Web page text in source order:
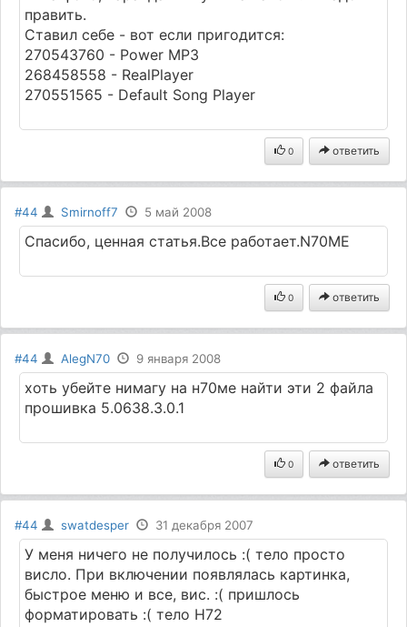
править.
Ставил себе - вот если пригодится:
270543760 - Power MP3
268458558 - RealPlayer
270551565 - Default Song Player
0 ответить
#44 Smirnoff7 5 май 2008
Спасибо, ценная статья.Все работает.N70ME
0 ответить
#44 AlegN70 9 января 2008
хоть убейте нимагу на н70ме найти эти 2 файла
прошивка 5.0638.3.0.1
0 ответить
#44 swatdesper 31 декабря 2007
У меня ничего не получилось :( тело просто
висло. При включении появлялась картинка,
быстрое меню и все, вис. :( пришлось
форматировать :( тело Н72